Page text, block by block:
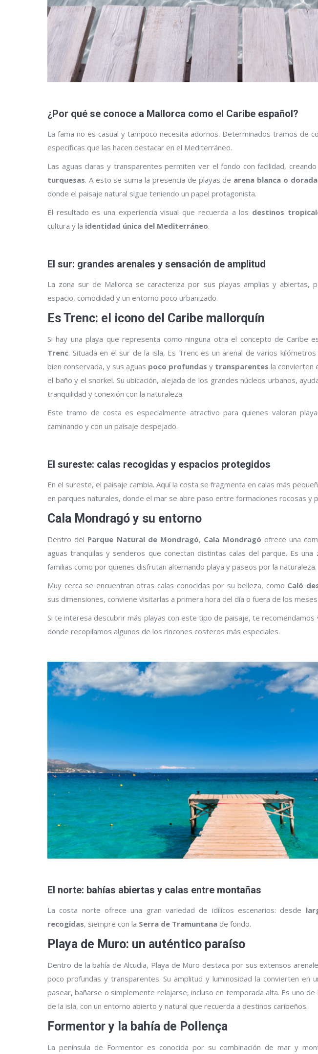
¿Por qué se conoce a Mallorca como el Caribe español?
La fama no es casual y tampoco necesita adornos. Determinados tramos de
específicas que las hacen destacar en el Mediterráneo.
Las aguas claras y transparentes permiten ver el fondo con facilidad,
turquesas. A esto se suma la presencia de playas de arena blanca o dorada
donde el paisaje natural sigue teniendo un papel protagonista.
El resultado es una experiencia visual que recuerda a los destinos
cultura y la identidad única del Mediterráneo.
El sur: grandes arenales y sensación de amplitud
La zona sur de Mallorca se caracteriza por sus playas amplias y abiertas,
espacio, comodidad y un entorno poco urbanizado.
Es Trenc: el icono del Caribe mallorquín
Si hay una playa que representa como ninguna otra el concepto de Caribe
Trenc. Situada en el sur de la isla, Es Trenc es un arenal de varios kilómetros
bien conservada, y sus aguas poco profundas y transparentes la convierten
el baño y el snorkel. Su ubicación, alejada de los grandes núcleos urbanos,
tranquilidad y conexión con la naturaleza.
Este tramo de costa es especialmente atractivo para quienes valoran
caminando y con un paisaje despejado.
El sureste: calas recogidas y espacios protegidos
En el sureste, el paisaje cambia. Aquí la costa se fragmenta en calas más
en parques naturales, donde el mar se abre paso entre formaciones rocosas y
Cala Mondragó y su entorno
Dentro del Parque Natural de Mondragó, Cala Mondragó ofrece una
aguas tranquilas y senderos que conectan distintas calas del parque. Es
familias como por quienes disfrutan alternando playa y paseos por la naturaleza.
Muy cerca se encuentran otras calas conocidas por su belleza, como Caló
sus dimensiones, conviene visitarlas a primera hora del día o fuera de los
Si te interesa descubrir más playas con este tipo de paisaje, te
donde recopilamos algunos de los rincones costeros más especiales.
El norte: bahías abiertas y calas entre montañas
La costa norte ofrece una gran variedad de idílicos escenarios: desde
recogidas, siempre con la Serra de Tramuntana de fondo.
Playa de Muro: un auténtico paraíso
Dentro de la bahía de Alcudia, Playa de Muro destaca por sus extensos
poco profundas y transparentes. Su amplitud y luminosidad la convierten en
pasear, bañarse o simplemente relajarse, incluso en temporada alta. Es uno
de la isla, con un entorno abierto y natural que recuerda a destinos caribeños.
Formentor y la bahía de Pollença
La península de Formentor es conocida por su combinación de mar y